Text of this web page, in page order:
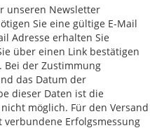
unseren Newsletter
Sie eine gültige E-Mail
Adresse erhalten Sie
über einen Link bestätigen
Bei der Zustimmung
das Datum der
dieser Daten ist die
möglich. Für den Versand
Erfolgsmessung